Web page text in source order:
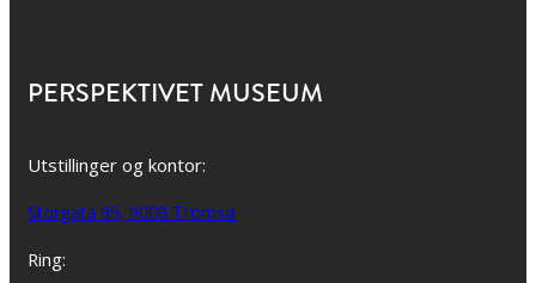
PERSPEKTIVET MUSEUM
Utstillinger og kontor:
Storgata 95, 9008 Tromsø
Ring: